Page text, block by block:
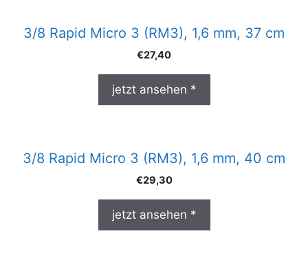
3/8 Rapid Micro 3 (RM3), 1,6 mm, 37 cm
€27,40
jetzt ansehen *
3/8 Rapid Micro 3 (RM3), 1,6 mm, 40 cm
€29,30
jetzt ansehen *